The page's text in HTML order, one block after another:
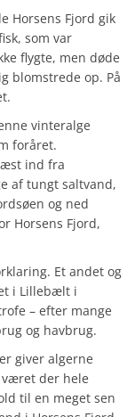
Horsens Fjord gik
som var
flygte, men døde
blomstrede op. På
vinteralge
foråret.
ind fra
af tungt saltvand,
og ned
Horsens Fjord,
Et andet og
i Lillebælt i
– efter mange
og havbrug.
giver algerne
der hele
til en meget sen